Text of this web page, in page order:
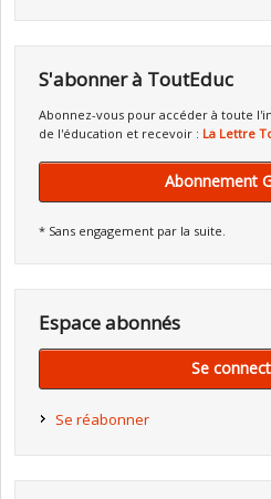
S'abonner à ToutEduc
Abonnez-vous pour accéder à toute
de l'éducation et recevoir : La Lettre
Abonnement
* Sans engagement par la suite.
Espace abonnés
Se
Se réabonner